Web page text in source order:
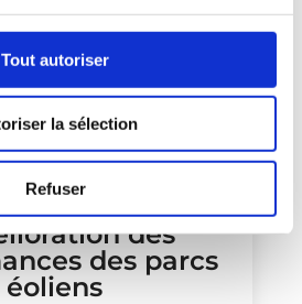
Tout autoriser
la sélection
Refuser
: Modélisation
de la
de sillages
: évaluation
de sillage
de la
et de
des
des parcs
éoliens